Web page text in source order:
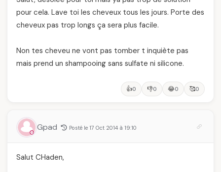
pour cela. Lave toi les cheveux tous les jours. Porte des
cheveux pas trop longs ça sera plus facile.
Non tes cheveu ne vont pas tomber t inquiète pas
mais prend un shampooing sans sulfate ni silicone.
👍0 👎0 😂0 🥰0
Gpad Posté le 17 Oct 2014 à 19:10
Salut CHaden,